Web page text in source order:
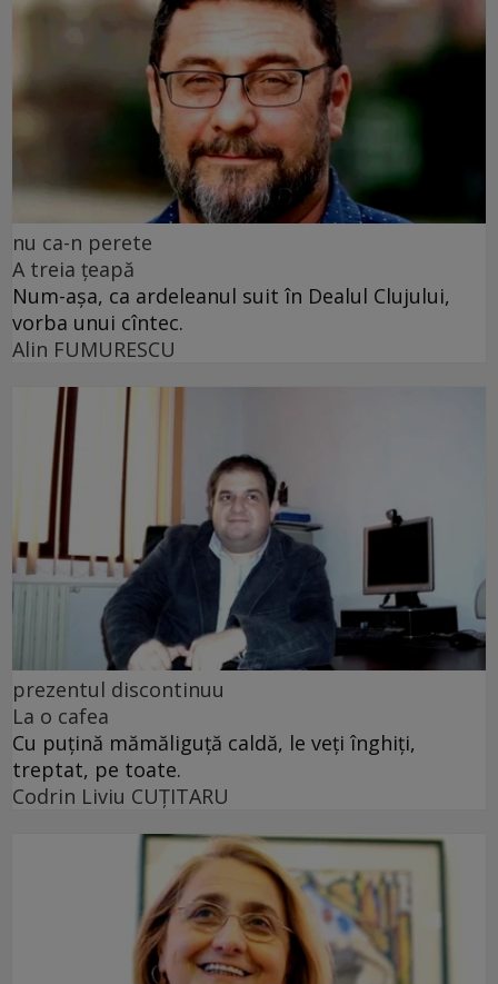
nu ca-n perete
A treia țeapă
Num-așa, ca ardeleanul suit în Dealul Clujului,
vorba unui cîntec.
Alin FUMURESCU
prezentul discontinuu
La o cafea
Cu puţină mămăliguţă caldă, le veţi înghiţi,
treptat, pe toate.
Codrin Liviu CUŢITARU